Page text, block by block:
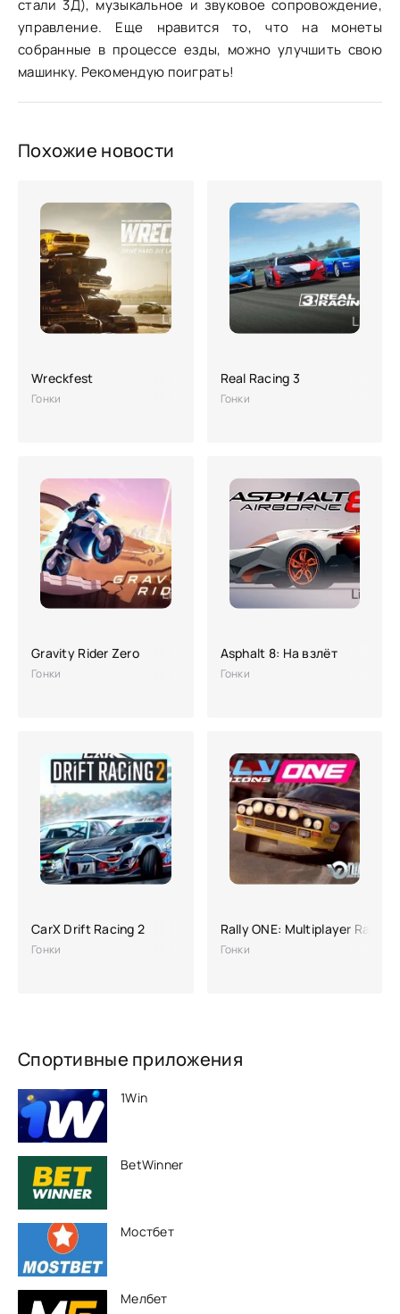
стали 3Д), музыкальное и звуковое сопровождение,
управление. Еще нравится то, что на монеты
собранные в процессе езды, можно улучшить свою
машинку. Рекомендую поиграть!
Похожие новости
Wreckfest
Гонки
Real Racing 3
Гонки
Gravity Rider Zero
Гонки
Asphalt 8: На взлёт
Гонки
CarX Drift Racing 2
Гонки
Rally ONE: Multiplayer Racing
Гонки
Спортивные приложения
1Win
BetWinner
Мостбет
Мелбет